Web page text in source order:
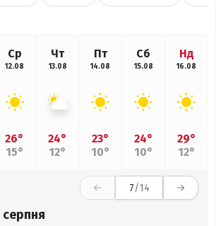
Ср
12.08
26°
15°
Чт
13.08
24°
12°
Пт
14.08
23°
10°
Сб
15.08
24°
10°
Нд
16.08
29°
12°
7/14
серпня